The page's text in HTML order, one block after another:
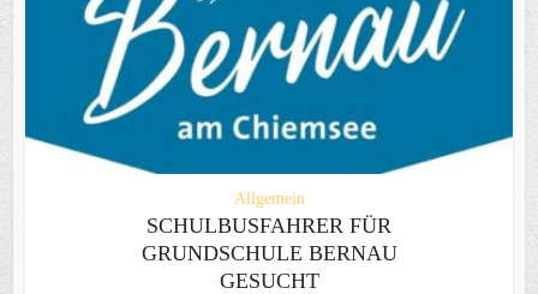
Allgemein
SCHULBUSFAHRER FÜR
GRUNDSCHULE BERNAU
GESUCHT